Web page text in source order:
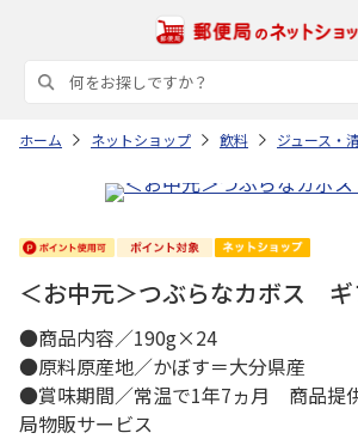
ホーム ネットショップ 飲料 ジュース・
＜お中元＞つぶらなカボス ギ
●商品内容／190g×24
●原料原産地／かぼす＝大分県産
●賞味期間／常温で1年7ヵ月 商品提
局物販サービス